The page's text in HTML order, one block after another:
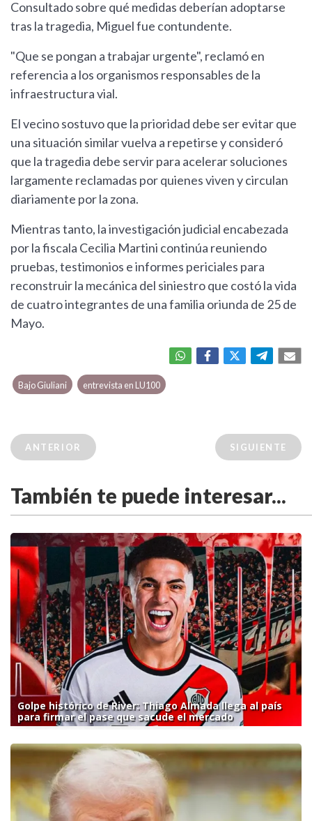
Consultado sobre qué medidas deberían adoptarse
tras la tragedia, Miguel fue contundente.
"Que se pongan a trabajar urgente", reclamó en
referencia a los organismos responsables de la
infraestructura vial.
El vecino sostuvo que la prioridad debe ser evitar que
una situación similar vuelva a repetirse y consideró
que la tragedia debe servir para acelerar soluciones
largamente reclamadas por quienes viven y circulan
diariamente por la zona.
Mientras tanto, la investigación judicial encabezada
por la fiscala Cecilia Martini continúa reuniendo
pruebas, testimonios e informes periciales para
reconstruir la mecánica del siniestro que costó la vida
de cuatro integrantes de una familia oriunda de 25 de
Mayo.
Bajo Giuliani entrevista en LU100
ANTERIOR SIGUIENTE
También te puede interesar...
Golpe histórico de River: Thiago Almada llega al país
para firmar el pase que sacude el mercado